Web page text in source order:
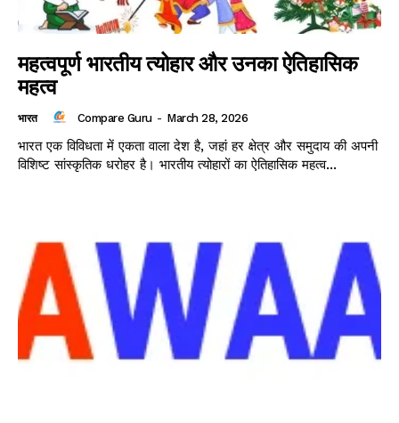
महत्वपूर्ण भारतीय त्योहार और उनका ऐतिहासिक
महत्व
भारत Compare Guru - March 28, 2026
भारत एक विविधता में एकता वाला देश है, जहां हर क्षेत्र और समुदाय की अपनी
विशिष्ट सांस्कृतिक धरोहर है। भारतीय त्योहारों का ऐतिहासिक महत्व...